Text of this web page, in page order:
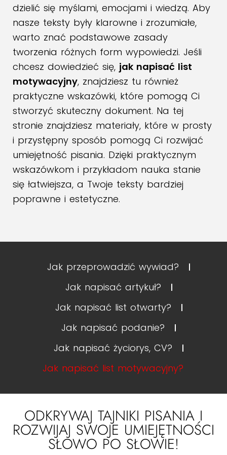
dzielić się myślami, emocjami i wiedzą. Aby
nasze teksty były klarowne i zrozumiałe,
warto znać podstawowe zasady
tworzenia różnych form wypowiedzi. Jeśli
chcesz dowiedzieć się, jak napisać list
motywacyjny, znajdziesz tu również
praktyczne wskazówki, które pomogą Ci
stworzyć skuteczny dokument. Na tej
stronie znajdziesz materiały, które w prosty
i przystępny sposób pomogą Ci rozwijać
umiejętność pisania. Dzięki praktycznym
wskazówkom i przykładom nauka stanie
się łatwiejsza, a Twoje teksty bardziej
poprawne i estetyczne.
Jak przeprowadzić wywiad?
Jak napisać artykuł?
Jak napisać list otwarty?
Jak napisać podanie?
Jak napisać życiorys, CV?
Jak napisać list motywacyjny?
ODKRYWAJ TAJNIKI PISANIA I
ROZWIJAJ SWOJE UMIEJĘTNOŚCI
SŁOWO PO SŁOWIE!